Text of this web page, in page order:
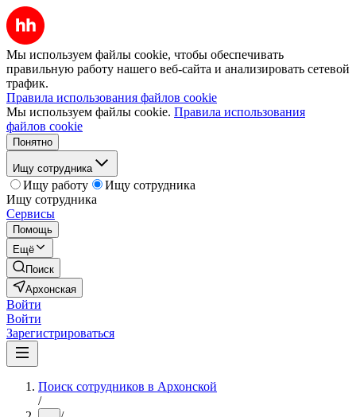
Мы используем файлы cookie, чтобы обеспечивать
правильную работу нашего веб-сайта и анализировать сетевой
трафик.
Правила использования файлов cookie
Мы используем файлы cookie. Правила использования
файлов cookie
Понятно
Ищу сотрудника
Ищу работу
Ищу сотрудника
Ищу сотрудника
Сервисы
Помощь
Ещё
Поиск
Архонская
Войти
Войти
Зарегистрироваться
Поиск сотрудников в Архонской
/